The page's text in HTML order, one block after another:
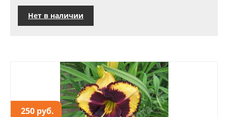
Нет в наличии
250 руб.